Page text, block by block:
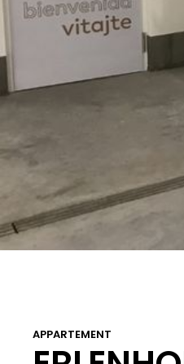
APPARTEMENT